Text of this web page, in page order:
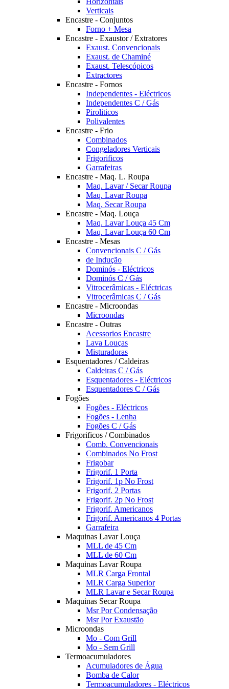
Verticais
Encastre - Conjuntos
Forno + Mesa
Encastre - Exaustor / Extratores
Exaust. Convencionais
Exaust. de Chaminé
Exaust. Telescópicos
Extractores
Encastre - Fornos
Independentes - Eléctricos
Independentes C / Gás
Piroliticos
Polivalentes
Encastre - Frio
Combinados
Congeladores Verticais
Frigorificos
Garrafeiras
Encastre - Maq. L. Roupa
Maq. Lavar / Secar Roupa
Maq. Lavar Roupa
Maq. Secar Roupa
Encastre - Maq. Louça
Maq. Lavar Louça 45 Cm
Maq. Lavar Louça 60 Cm
Encastre - Mesas
Convencionais C / Gás
de Indução
Dominós - Eléctricos
Dominós C / Gás
Vitrocerâmicas - Eléctricas
Vitrocerâmicas C / Gás
Encastre - Microondas
Microondas
Encastre - Outras
Acessorios Encastre
Lava Louças
Misturadoras
Esquentadores / Caldeiras
Caldeiras C / Gás
Esquentadores - Eléctricos
Esquentadores C / Gás
Fogões
Fogões - Eléctricos
Fogões - Lenha
Fogões C / Gás
Frigorificos / Combinados
Comb. Convencionais
Combinados No Frost
Frigobar
Frigorif. 1 Porta
Frigorif. 1p No Frost
Frigorif. 2 Portas
Frigorif. 2p No Frost
Frigorif. Americanos
Frigorif. Americanos 4 Portas
Garrafeira
Maquinas Lavar Louça
MLL de 45 Cm
MLL de 60 Cm
Maquinas Lavar Roupa
MLR Carga Frontal
MLR Carga Superior
MLR Lavar e Secar Roupa
Maquinas Secar Roupa
Msr Por Condensação
Msr Por Exaustão
Microondas
Mo - Com Grill
Mo - Sem Grill
Termoacumuladores
Acumuladores de Água
Bomba de Calor
Termoacumuladores - Eléctricos